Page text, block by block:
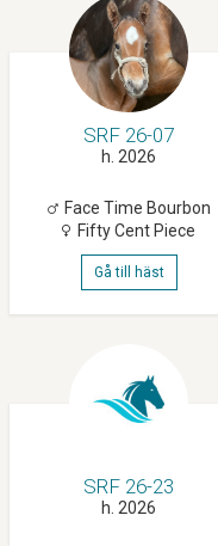
SRF 26-07
h. 2026
Face Time Bourbon
Fifty Cent Piece
Gå till häst
SRF 26-23
h. 2026